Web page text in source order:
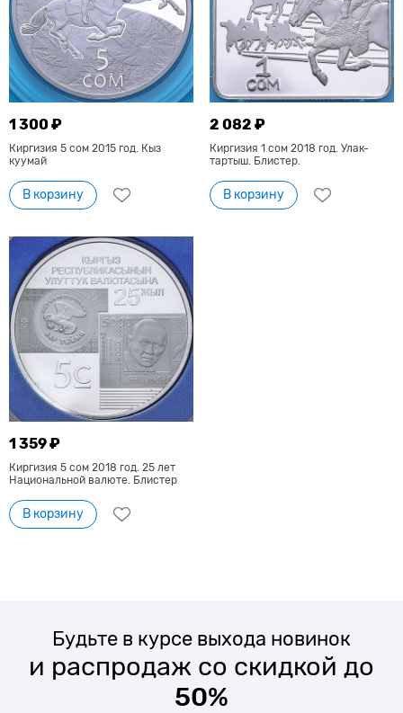
1 300 ₽
Киргизия 5 сом 2015 год. Кыз
куумай
В корзину
2 082 ₽
Киргизия 1 сом 2018 год. Улак-
тартыш. Блистер.
В корзину
1 359 ₽
Киргизия 5 сом 2018 год. 25 лет
Национальной валюте. Блистер
В корзину
Будьте в курсе выхода новинок
и распродаж со скидкой до
50%